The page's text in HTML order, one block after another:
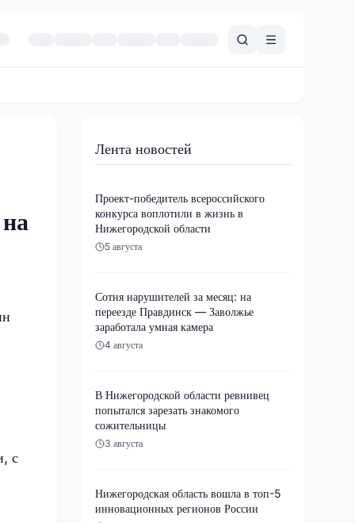
с
Лента новостей
Проект-победитель всероссийского
конкурса воплотили в жизнь в
Нижегородской области
5 августа
Сотня нарушителей за месяц: на
переезде Правдинск — Заволжье
заработала умная камера
4 августа
В Нижегородской области ревнивец
попытался зарезать знакомого
сожительницы
3 августа
Нижегородская область вошла в топ-5
инновационных регионов России